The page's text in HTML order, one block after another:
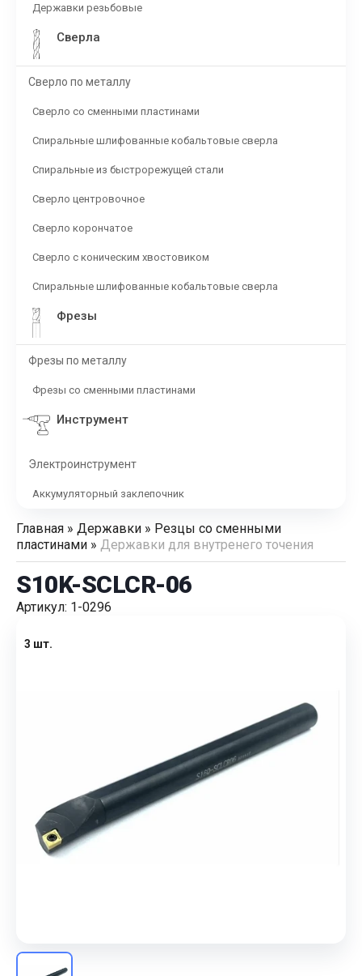
Державки резьбовые
Сверла
Сверло по металлу
Сверло со сменными пластинами
Спиральные шлифованные кобальтовые сверла
Спиральные из быстрорежущей стали
Сверло центровочное
Сверло корончатое
Сверло с коническим хвостовиком
Спиральные шлифованные кобальтовые сверла
Фрезы
Фрезы по металлу
Фрезы со сменными пластинами
Инструмент
Электроинструмент
Аккумуляторный заклепочник
Главная » Державки » Резцы со сменными
пластинами » Державки для внутренего точения
S10K-SCLCR-06
Артикул: 1-0296
3 шт.